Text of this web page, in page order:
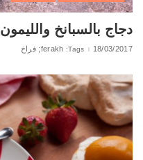
دجاج بالسبانخ والليمون
18/03/2017
Tags: ferakh; فراخ